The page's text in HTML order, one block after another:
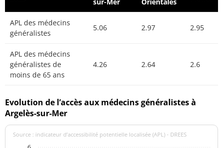
APL des médecins
généralistes
5.06 2.97 2.95
APL des médecins
généralistes de
moins de 65 ans
4.26 2.64 2.6
Evolution de l’accès aux médecins généralistes à
Argelès-sur-Mer
Source : indicateur d’accessibilité potentielle localisée (APL) - DREES